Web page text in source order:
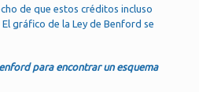
de que estos créditos incluso
gráfico de la Ley de Benford se
para encontrar un esquema